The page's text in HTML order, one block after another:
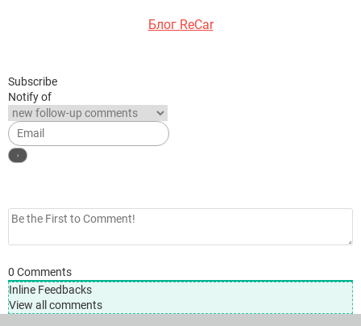
Блог ReCar
Subscribe
Notify of
0 Comments
Inline Feedbacks
View all comments